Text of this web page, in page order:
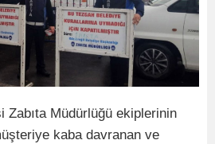
Zabıta Müdürlüğü ekiplerinin
kaba davranan ve